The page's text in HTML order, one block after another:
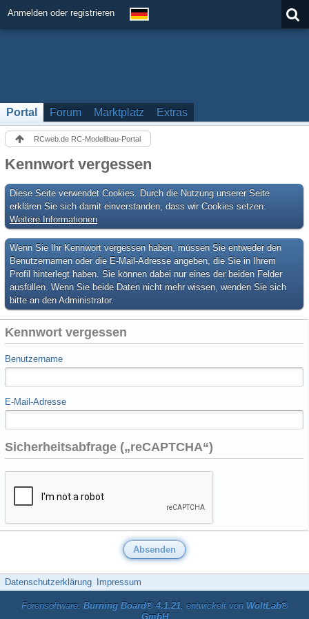
Anmelden oder registrieren
Portal Forum Marktplatz Extras
RCweb.de RC-Modellbau-Portal
Kennwort vergessen
Diese Seite verwendet Cookies. Durch die Nutzung unserer Seite
erklären Sie sich damit einverstanden, dass wir Cookies setzen.
Weitere Informationen
Wenn Sie Ihr Kennwort vergessen haben, müssen Sie entweder den
Benutzernamen oder die E-Mail-Adresse angeben, die Sie in Ihrem
Profil hinterlegt haben. Sie können dabei nur eines der beiden Felder
ausfüllen. Wenn Sie beide Daten nicht mehr wissen, wenden Sie sich
bitte an den Administrator.
Kennwort vergessen
Benutzername
E-Mail-Adresse
Sicherheitsabfrage („reCAPTCHA“)
Datenschutzerklärung Impressum
Forensoftware: Burning Board® 4.1.21, entwickelt von WoltLab®
GmbH